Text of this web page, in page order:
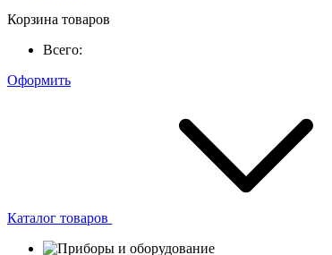
Корзина товаров
Всего:
Оформить
Каталог товаров